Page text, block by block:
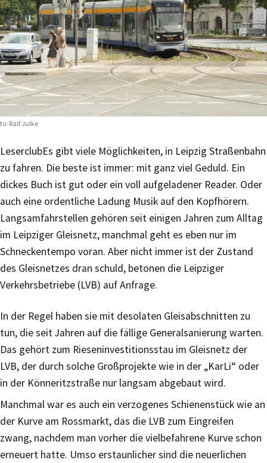
Ralf Julke
LeserclubEs gibt viele Möglichkeiten, in Leipzig Straßenbahn
zu fahren. Die beste ist immer: mit ganz viel Geduld. Ein
dickes Buch ist gut oder ein voll aufgeladener Reader. Oder
auch eine ordentliche Ladung Musik auf den Kopfhörern.
Langsamfahrstellen gehören seit einigen Jahren zum Alltag
im Leipziger Gleisnetz, manchmal geht es eben nur im
Schneckentempo voran. Aber nicht immer ist der Zustand
des Gleisnetzes dran schuld, betonen die Leipziger
Verkehrsbetriebe (LVB) auf Anfrage.
In der Regel haben sie mit desolaten Gleisabschnitten zu
tun, die seit Jahren auf die fällige Generalsanierung warten.
Das gehört zum Rieseninvestitionsstau im Gleisnetz der
LVB, der durch solche Großprojekte wie in der „KarLi“ oder
in der Könneritzstraße nur langsam abgebaut wird.
Manchmal war es auch ein verzogenes Schienenstück wie an
der Kurve am Rossmarkt, das die LVB zum Eingreifen
zwang, nachdem man vorher die vielbefahrene Kurve schon
erneuert hatte. Umso erstaunlicher sind die neuerlichen